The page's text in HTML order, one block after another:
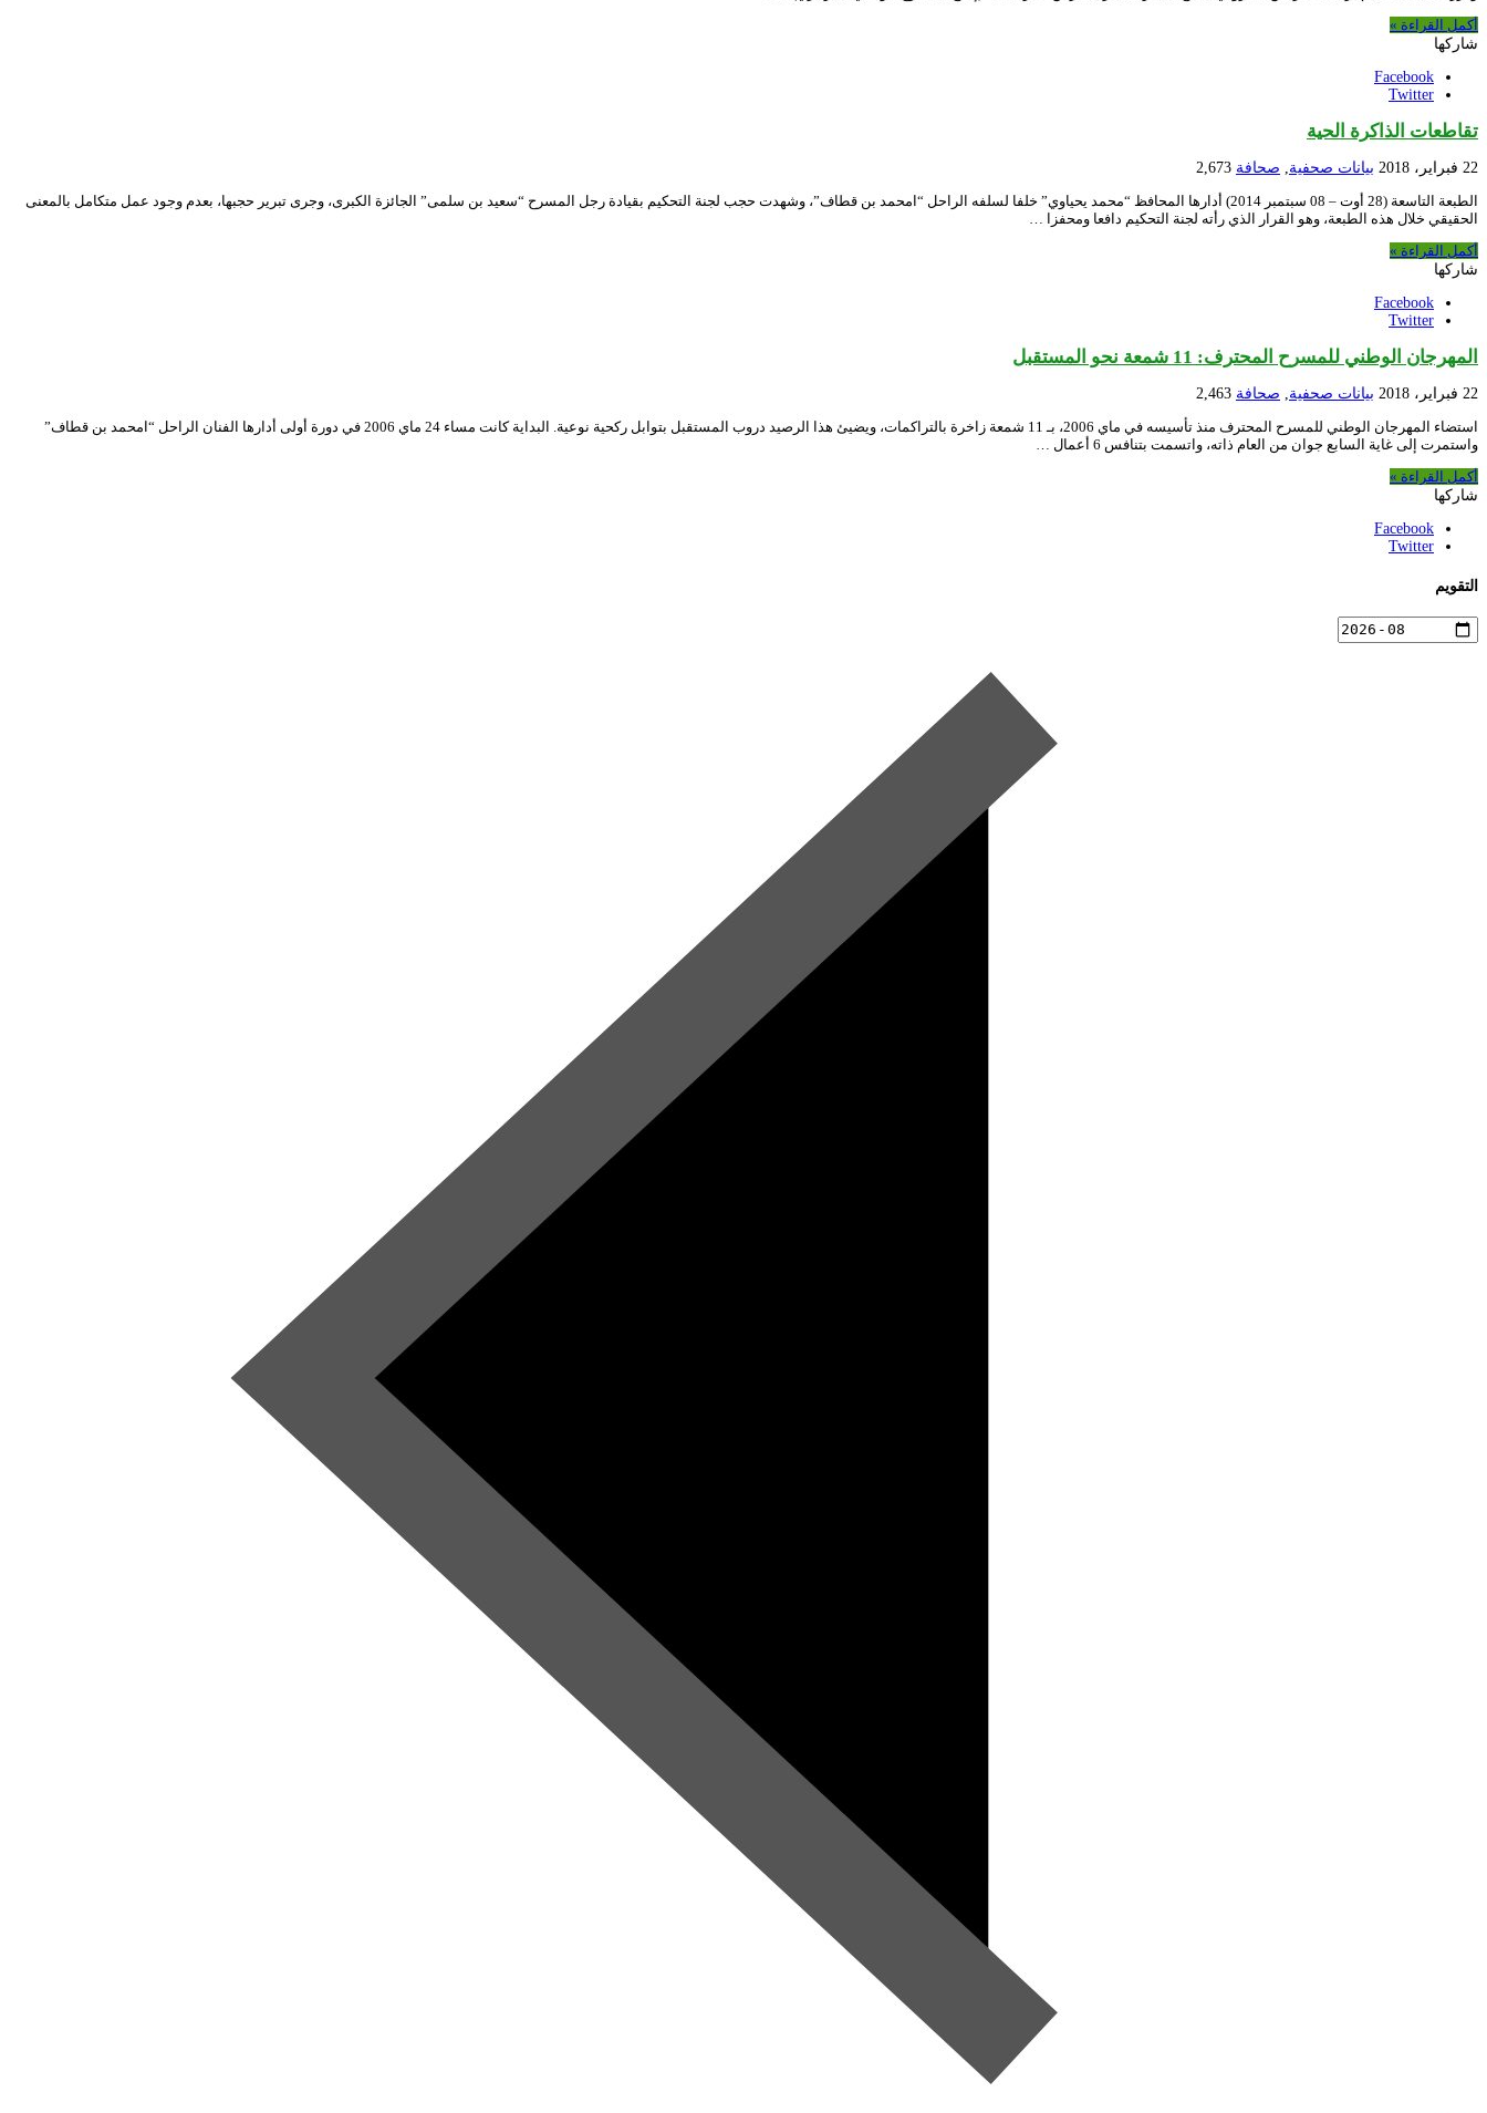
أكمل القراءة »
شاركها
Facebook
Twitter
تقاطعات الذاكرة الحية
22 فبراير، 2018 بيانات صحفية, صحافة 2,673
الطبعة التاسعة (28 أوت – 08 سبتمبر 2014) أدارها المحافظ “محمد يحياوي” خلفا لسلفه الراحل “امحمد بن قطاف”، وشهدت حجب لجنة التحكيم بقيادة رجل المسرح “سعيد بن سلمى” الجائزة الكبرى، وجرى تبرير حجبها، بعدم وجود عمل متكامل بالمعنى
الحقيقي خلال هذه الطبعة، وهو القرار الذي رأته لجنة التحكيم دافعا ومحفزا …
أكمل القراءة »
شاركها
Facebook
Twitter
المهرجان الوطني للمسرح المحترف: 11 شمعة نحو المستقبل
22 فبراير، 2018 بيانات صحفية, صحافة 2,463
استضاء المهرجان الوطني للمسرح المحترف منذ تأسيسه في ماي 2006، بـ 11 شمعة زاخرة بالتراكمات، ويضيئ هذا الرصيد دروب المستقبل بتوابل ركحية نوعية. البداية كانت مساء 24 ماي 2006 في دورة أولى أدارها الفنان الراحل “امحمد بن قطاف”
واستمرت إلى غاية السابع جوان من العام ذاته، واتسمت بتنافس 6 أعمال …
أكمل القراءة »
شاركها
Facebook
Twitter
التقويم